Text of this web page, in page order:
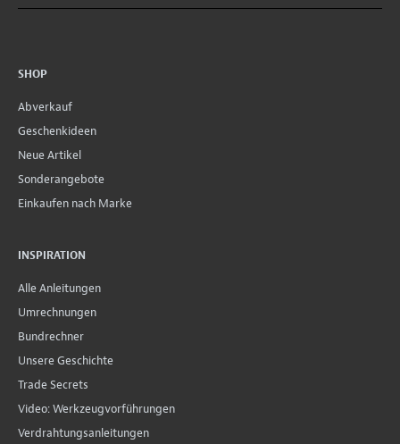
SHOP
Abverkauf
Geschenkideen
Neue Artikel
Sonderangebote
Einkaufen nach Marke
INSPIRATION
Alle Anleitungen
Umrechnungen
Bundrechner
Unsere Geschichte
Trade Secrets
Video: Werkzeugvorführungen
Verdrahtungsanleitungen